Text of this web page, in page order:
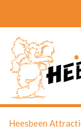
Heesbeen